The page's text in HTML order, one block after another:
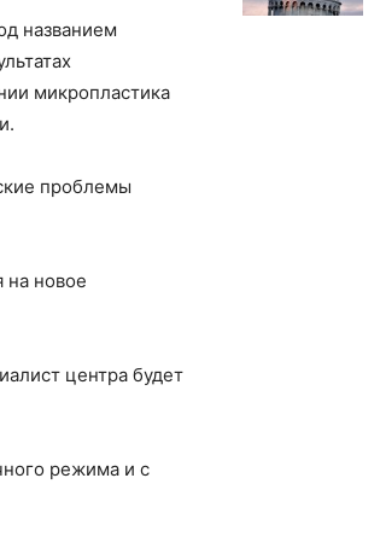
названием
микропластика
проблемы
новое
центра будет
режима и с